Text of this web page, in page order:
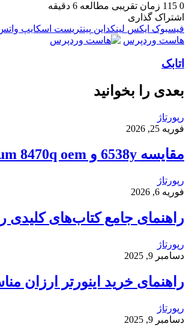
0
زمان تقریبی مطالعه 6 دقیقه
اشتراک گذاری
فیسبوک ایکس لینکداین پینتریست اسکایپ
هاست وردپرس
اتابک
بعدی را بخوانید
رپورتاژ
فوریه 25, 2026
مقایسه 6538y و intel xeon platinum 8470q oem
رپورتاژ
فوریه 6, 2026
راهنمای جامع کتاب‌های کلیدی
رپورتاژ
دسامبر 9, 2025
راهنمای خرید اینورتر ارزان
رپورتاژ
دسامبر 9, 2025